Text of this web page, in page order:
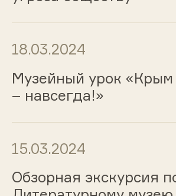
18.03.2024
Музейный урок «Крым
– навсегда!»
15.03.2024
Обзорная экскурсия